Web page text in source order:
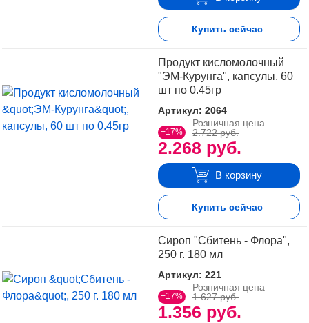
Купить сейчас
Продукт кисломолочный
"ЭМ-Курунга", капсулы, 60
шт по 0.45гр
Артикул: 2064
−17%
2.268 руб.
Розничная цена
2.722 руб.
В корзину
Купить сейчас
Сироп "Сбитень - Флора",
250 г. 180 мл
Артикул: 221
−17%
1.356 руб.
Розничная цена
1.627 руб.